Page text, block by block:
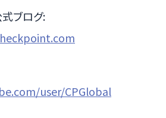
ブログ:
user/CPGlobal